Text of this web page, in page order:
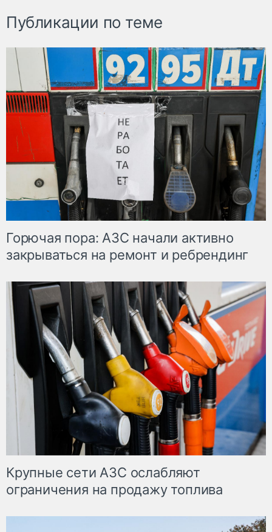
Публикации по теме
Горючая пора: АЗС начали активно
закрываться на ремонт и ребрендинг
Крупные сети АЗС ослабляют
ограничения на продажу топлива